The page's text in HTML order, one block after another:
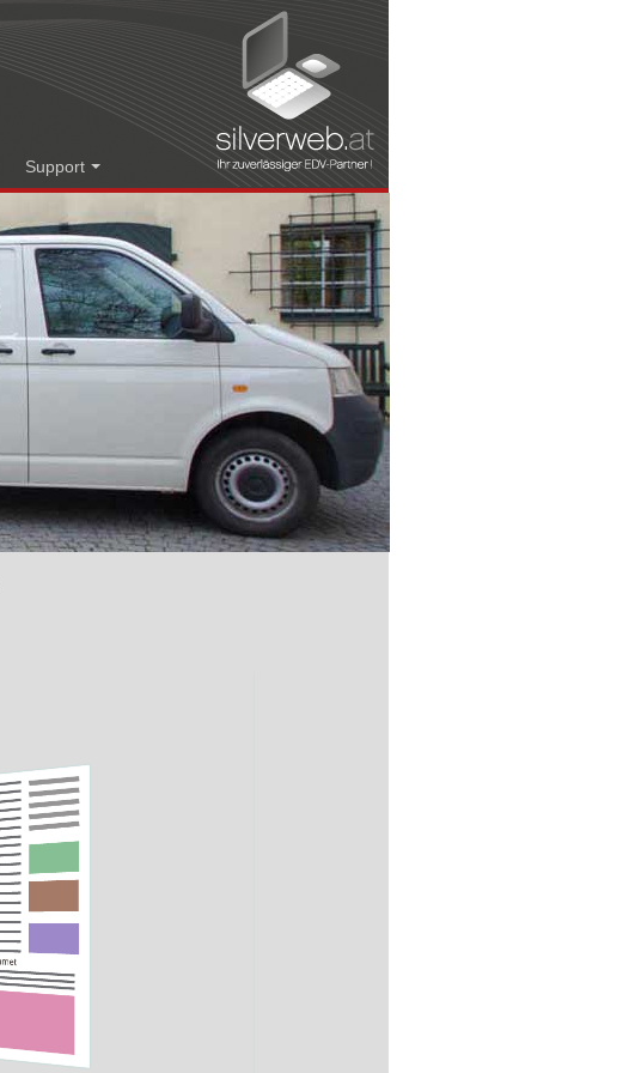
Support